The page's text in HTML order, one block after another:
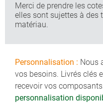
Merci de prendre les
elles sont sujettes à des
matériau.
Personnalisation : Nous
vos besoins. Livrés clés
recevoir vos
personnalisation